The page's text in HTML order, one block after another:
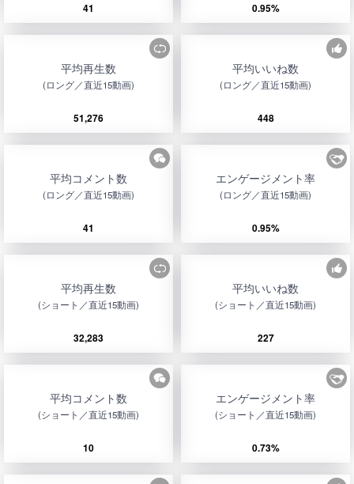
41 0.95%
平均再生数
(ロング／直近15動画)
51,276
平均いいね数
(ロング／直近15動画)
448
平均コメント数
(ロング／直近15動画)
41
エンゲージメント率
(ロング／直近15動画)
0.95%
平均再生数
(ショート／直近15動画)
32,283
平均いいね数
(ショート／直近15動画)
227
平均コメント数
(ショート／直近15動画)
10
エンゲージメント率
(ショート／直近15動画)
0.73%